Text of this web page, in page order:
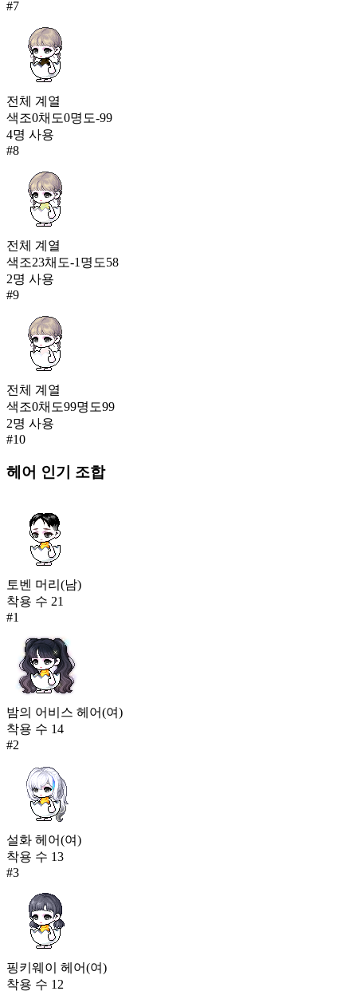
#7
전체 계열
색조0채도0명도-99
4명 사용
#8
전체 계열
색조23채도-1 명도58
2명 사용
#9
전체 계열
색조0채도99명도99
2명 사용
#10
헤어 인기 조합
토벤 머리(남)
착용 수 21
#1
밤의 어비스 헤어(여)
착용 수 14
#2
설화 헤어(여)
착용 수 13
#3
핑키웨이 헤어(여)
착용 수 12